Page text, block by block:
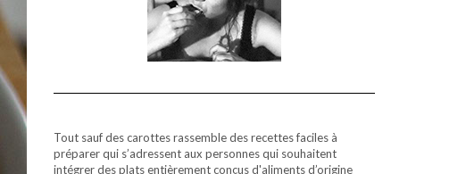
Tout sauf des carottes rassemble des recettes faciles à
préparer qui s’adressent aux personnes qui souhaitent
intégrer des plats entièrement conçus d'aliments d’origine